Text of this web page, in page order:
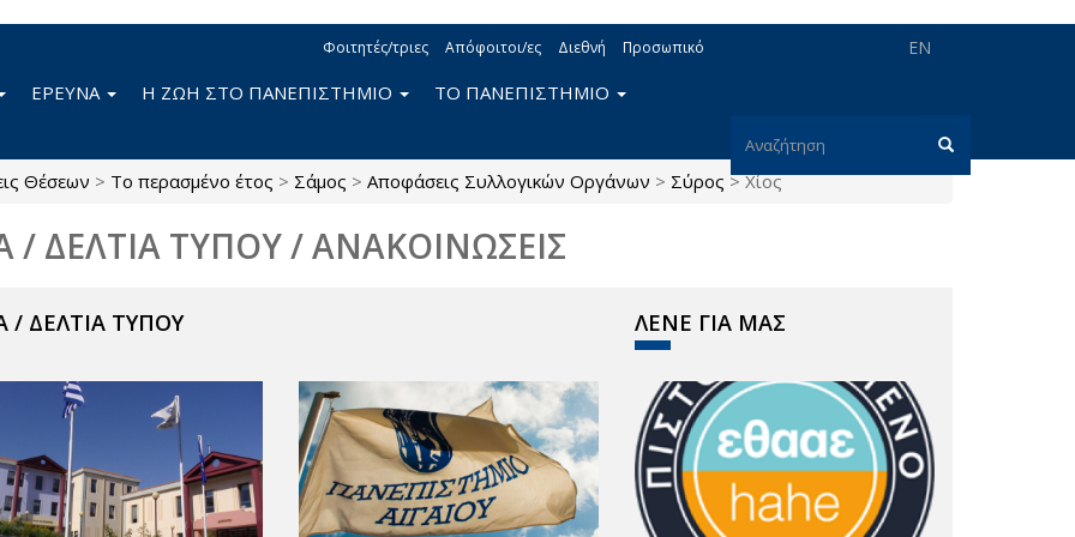
EN
Φοιτητές/τριες Απόφοιτοι/ες Διεθνή Προσωπικό
Φόρμα
αναζήτησης
Αναζήτηση
ΕΡΕΥΝΑ Η ΖΩΗ ΣΤΟ ΠΑΝΕΠΙΣΤΗΜΙΟ ΤΟ ΠΑΝΕΠΙΣΤΗΜΙΟ
Θέσεων > Το περασμένο έτος > Σάμος > Αποφάσεις Συλλογικών Οργάνων > Σύρος > Χίος
/ ΔΕΛΤΙΑ ΤΥΠΟΥ / ΑΝΑΚΟΙΝΩΣΕΙΣ
/ ΔΕΛΤΙΑ ΤΥΠΟΥ ΛΕΝΕ ΓΙΑ ΜΑΣ